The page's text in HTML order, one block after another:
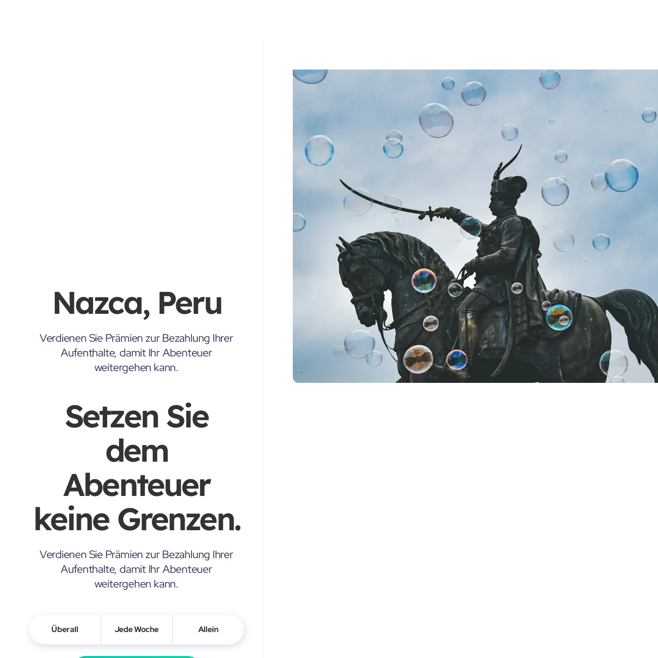
Nazca, Peru
Verdienen Sie Prämien zur Bezahlung Ihrer
Aufenthalte, damit Ihr Abenteuer
weitergehen kann.
Setzen Sie
dem
Abenteuer
keine Grenzen.
Verdienen Sie Prämien zur Bezahlung Ihrer
Aufenthalte, damit Ihr Abenteuer
weitergehen kann.
Überall Jede Woche Allein